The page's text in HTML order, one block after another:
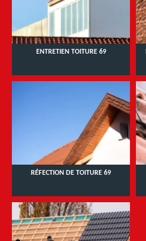
ENTRETIEN TOITURE 69
RÉFECTION DE TOITURE 69